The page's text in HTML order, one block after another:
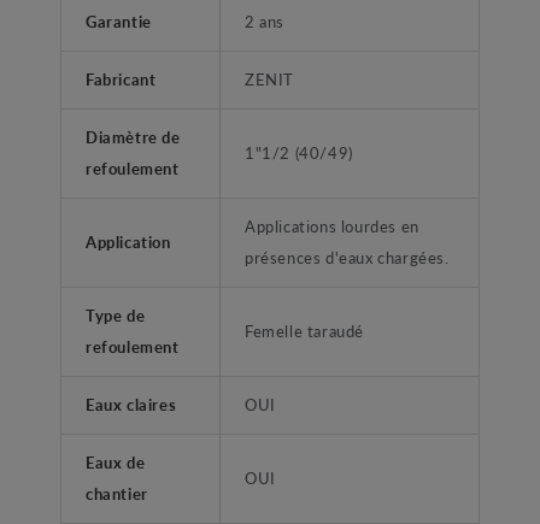
Garantie 2 ans
Fabricant ZENIT
Diamètre de
refoulement
1"1/2 (40/49)
Application
Applications lourdes en
présences d'eaux chargées.
Type de
refoulement
Femelle taraudé
Eaux claires OUI
Eaux de
chantier
OUI